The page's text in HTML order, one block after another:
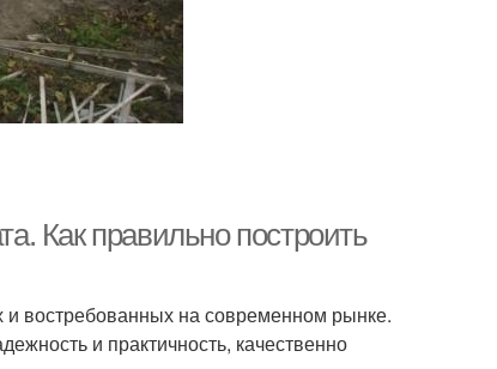
Как правильно построить
востребованных на современном рынке.
и практичность, качественно